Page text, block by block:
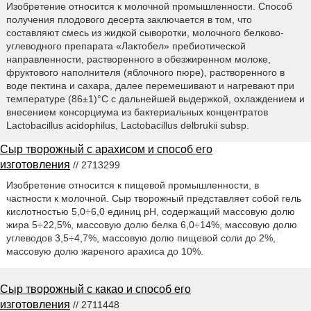
Изобретение относится к молочной промышленности. Способ
получения плодового десерта заключается в том, что
составляют смесь из жидкой сыворотки, молочного белково-
углеводного препарата «Лактобел» пребиотической
направленности, растворенного в обезжиренном молоке,
фруктового наполнителя (яблочного пюре), растворенного в
воде пектина и сахара, далее перемешивают и нагревают при
температуре (86±1)°С с дальнейшей выдержкой, охлаждением и
внесением консорциума из бактериальных концентратов
Lactobacillus acidophilus, Lactobacillus delbrukii subsp.
Сыр творожный с арахисом и способ его
изготовления // 2713299
Изобретение относится к пищевой промышленности, в
частности к молочной. Сыр творожный представляет собой гель
кислотностью 5,0÷6,0 единиц pH, содержащий массовую долю
жира 5÷22,5%, массовую долю белка 6,0÷14%, массовую долю
углеводов 3,5÷4,7%, массовую долю пищевой соли до 2%,
массовую долю жареного арахиса до 10%.
Сыр творожный с какао и способ его
изготовления // 2711448